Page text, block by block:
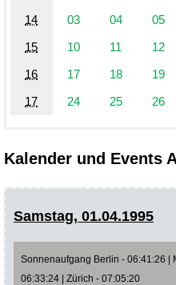
14
03 04 05
15
10 11 12
16
17 18 19
17
24 25 26
Kalender und Events
Samstag, 01.04.1995
Sonnenaufgang Berlin - 06:41:26 |
06:33:24 | Zürich - 07:05:20